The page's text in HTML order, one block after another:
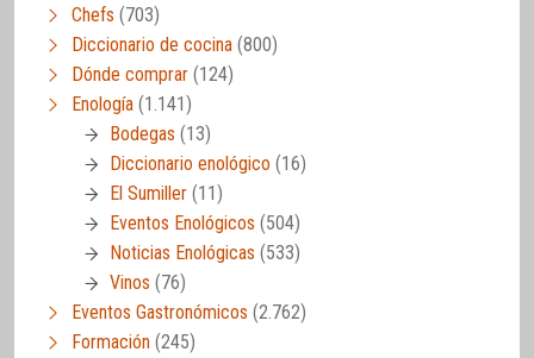
Chefs (703)
Diccionario de cocina (800)
Dónde comprar (124)
Enología (1.141)
Bodegas (13)
Diccionario enológico (16)
El Sumiller (11)
Eventos Enológicos (504)
Noticias Enológicas (533)
Vinos (76)
Eventos Gastronómicos (2.762)
Formación (245)